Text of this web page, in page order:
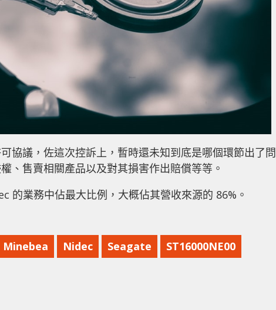
協議，佐這次控訴上，暫時還未知到底是哪個環節出了問
、售賣相關產品以及對其損害作出賠償等等。
的業務中佔最大比例，大概佔其營收來源的 86%。
Minebea Nidec Seagate ST16000NE00